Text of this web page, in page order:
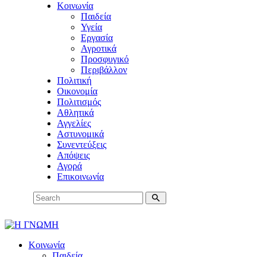
Κοινωνία
Παιδεία
Υγεία
Εργασία
Αγροτικά
Προσφυγικό
Περιβάλλον
Πολιτική
Οικονομία
Πολιτισμός
Αθλητικά
Αγγελίες
Αστυνομικά
Συνεντεύξεις
Απόψεις
Αγορά
Επικοινωνία
Κοινωνία